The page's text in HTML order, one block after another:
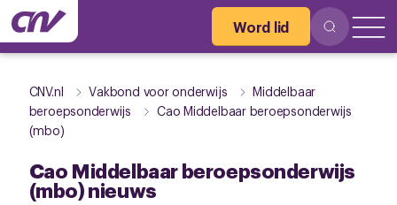
Word lid
CNV.nl Vakbond voor onderwijs
Middelbaar
beroepsonderwijs
Cao Middelbaar beroepsonderwijs
(mbo)
Cao Middelbaar beroepsonderwijs
(mbo) nieuws